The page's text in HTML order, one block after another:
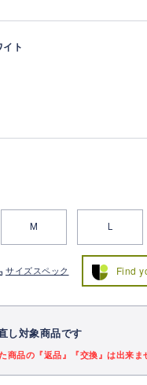
イト
M L
サイズスペック Find
し対象商品です
商品の『返品』『交換』は出来ま